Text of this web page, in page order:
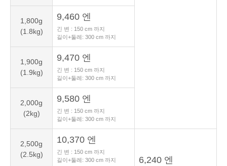
1,800g
(1.8kg)
9,460 엔
긴 변 : 150 cm 까지
길이+둘레: 300 cm 까지
1,900g
(1.9kg)
9,470 엔
긴 변 : 150 cm 까지
길이+둘레: 300 cm 까지
2,000g
(2kg)
9,580 엔
긴 변 : 150 cm 까지
길이+둘레: 300 cm 까지
2,500g
(2.5kg)
10,370 엔
긴 변 : 150 cm 까지
길이+둘레: 300 cm 까지 6,240 엔